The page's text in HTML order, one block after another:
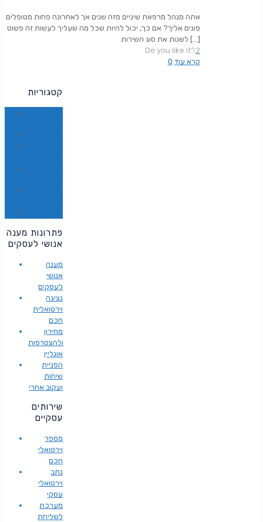
אתה מנהל מרפאת שיניים מזה שנים אך לאחרונה פחות מטופלים
פונים אליך? אם כך, יכול להיות שכל מה שעליך לעשות זה פשוט
לשנות את סוג השירות […]
Do you like it?2
0 קרא עוד
קטגוריות
פתרונות מענה
אנושי לעסקים
מענה
אנושי
לעסקים
נציגה
וירטואלית
חכם
מחירון
ולהצטרפות
אונליין
הפניית
שיחות
ועקוב אחרי
שירותים
עסקיים
מספר
וירטואלי
חכם
נתב
וירטואלי
עסקי
מערכת
לשליחת